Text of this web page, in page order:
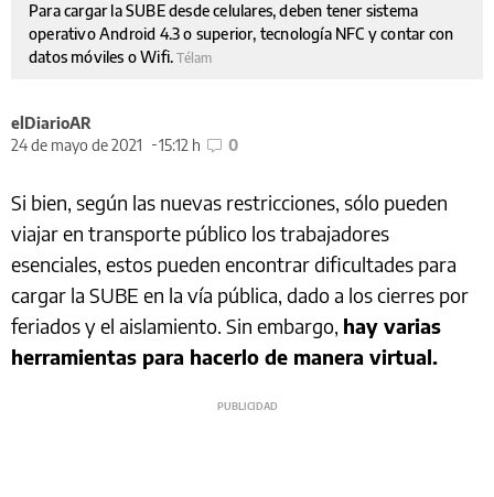
Para cargar la SUBE desde celulares, deben tener sistema
operativo Android 4.3 o superior, tecnología NFC y contar con
datos móviles o Wifi.Télam
elDiarioAR
24 de mayo de 2021
15:12 h 0
Si bien, según las nuevas restricciones, sólo pueden
viajar en transporte público los trabajadores
esenciales, estos pueden encontrar dificultades para
cargar la SUBE en la vía pública, dado a los cierres por
feriados y el aislamiento. Sin embargo, hay varias
herramientas para hacerlo de manera virtual.